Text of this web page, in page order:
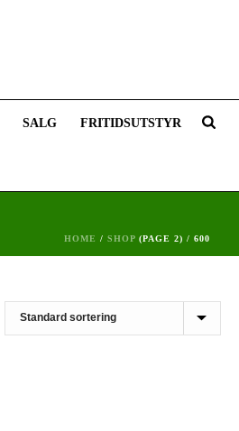
SALG FRITIDSUTSTYR
HOME / SHOP (PAGE 2) / 600